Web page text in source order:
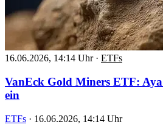
16.06.2026, 14:14 Uhr · ETFs
VanEck Gold Miners ETF:
ein
ETFs · 16.06.2026, 14:14 Uhr